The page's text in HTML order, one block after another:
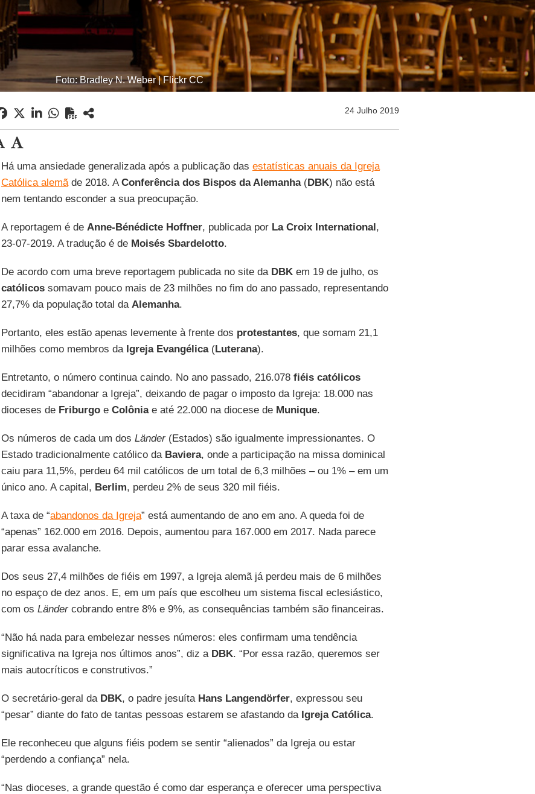
Foto: Bradley N. Weber | Flickr CC
24 Julho 2019
Há uma ansiedade generalizada após a publicação das estatísticas anuais da Igreja
Católica alemãde 2018. AConferência dos Bispos da Alemanha(DBK) não está
nem tentando esconder a sua preocupação.
A reportagem é de Anne-Bénédicte Hoffner, publicada por La Croix International,
23-07-2019. A tradução é de Moisés Sbardelotto.
De acordo com uma breve reportagem publicada no site da DBKem 19 de julho, os
católicossomavam pouco mais de 23 milhões no fim do ano passado, representando
27,7% da população total da Alemanha.
Portanto, eles estão apenas levemente à frente dos protestantes, que somam 21,1
milhões como membros da Igreja Evangélica (Luterana).
Entretanto, o número continua caindo. No ano passado, 216.078 fiéis católicos
decidiram “abandonar a Igreja”, deixando de pagar o imposto da Igreja: 18.000 nas
dioceses de Friburgoe Colôniae até 22.000 na diocese de Munique.
Os números de cada um dos Länder(Estados) são igualmente impressionantes. O
Estado tradicionalmente católico da Baviera, onde a participação na missa dominical
caiu para 11,5%, perdeu 64 mil católicos de um total de 6,3 milhões – ou 1% – em um
único ano. A capital, Berlim, perdeu 2% de seus 320 mil fiéis.
A taxa de “abandonos da Igreja” está aumentando de ano em ano. A queda foi de
“apenas” 162.000 em 2016. Depois, aumentou para 167.000 em 2017. Nada parece
parar essa avalanche.
Dos seus 27,4 milhões de fiéis em 1997, a Igreja alemã já perdeu mais de 6 milhões
no espaço de dez anos. E, em um país que escolheu um sistema fiscal eclesiástico,
com os Ländercobrando entre 8% e 9%, as consequências também são financeiras.
“Não há nada para embelezar nesses números: eles confirmam uma tendência
significativa na Igreja nos últimos anos”, diz a DBK. “Por essa razão, queremos ser
mais autocríticos e construtivos.”
O secretário-geral da DBK, o padre jesuíta Hans Langendörfer, expressou seu
“pesar” diante do fato de tantas pessoas estarem se afastando da Igreja Católica.
Ele reconheceu que alguns fiéis podem se sentir “alienados” da Igreja ou estar
“perdendo a confiança” nela.
“Nas dioceses, a grande questão é como dar esperança e oferecer uma perspectiva